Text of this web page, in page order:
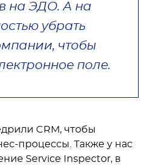
на ЭДО. А на
убрать
чтобы
поле.
CRM, чтобы
процессы. Также у нас
Service Inspector, в